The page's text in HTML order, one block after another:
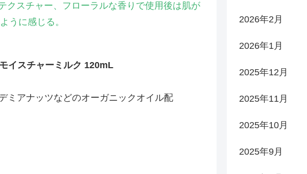
クスチャー、フローラルな香りで使用後は肌が
うに感じる。
イスチャーミルク 120mL
ミアナッツなどのオーガニックオイル配
2026年2月
2026年1月
2025年12月
2025年11月
2025年10月
2025年9月